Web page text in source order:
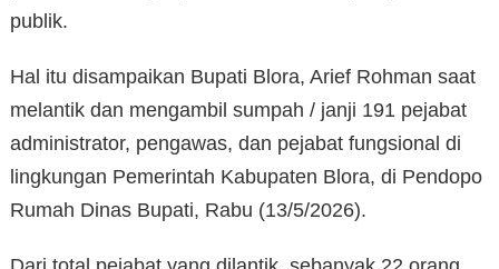
publik.
Hal itu disampaikan Bupati Blora, Arief Rohman saat
melantik dan mengambil sumpah / janji 191 pejabat
administrator, pengawas, dan pejabat fungsional di
lingkungan Pemerintah Kabupaten Blora, di Pendopo
Rumah Dinas Bupati, Rabu (13/5/2026).